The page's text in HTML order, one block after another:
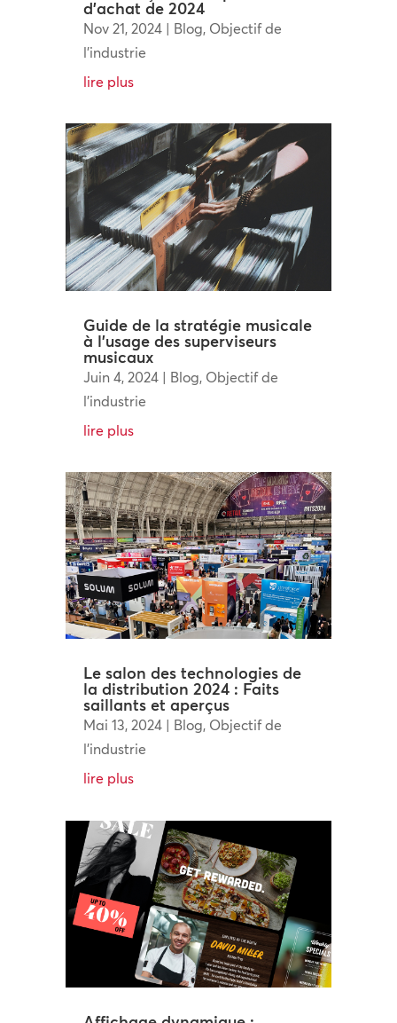
d’achat de 2024
Nov 21, 2024| Blog, Objectif de
l'industrie
lire plus
Guide de la stratégie musicale
à l’usage des superviseurs
musicaux
Juin 4, 2024| Blog, Objectif de
l'industrie
lire plus
Le salon des technologies de
la distribution 2024 : Faits
saillants et aperçus
Mai 13, 2024| Blog, Objectif de
l'industrie
lire plus